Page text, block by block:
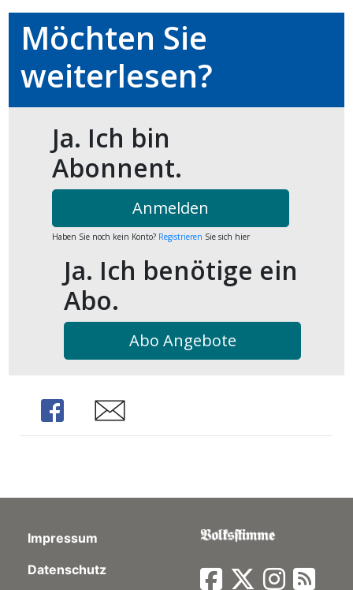
Möchten Sie
weiterlesen?
Ja. Ich bin
Abonnent.
Anmelden
Haben Sie noch kein Konto? Registrieren Sie sich hier
Ja. Ich benötige ein
Abo.
Abo Angebote
Share Share
Impressum
Datenschutz